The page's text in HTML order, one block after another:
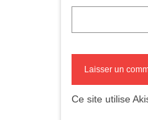
Ce site utilise